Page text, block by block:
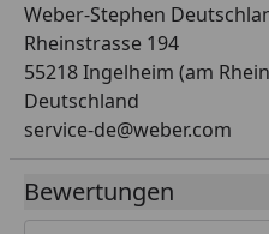
Weber-Stephen
Rheinstrasse 194
55218 Ingelheim (am
Deutschland
service-de@weber.com
Bewertungen